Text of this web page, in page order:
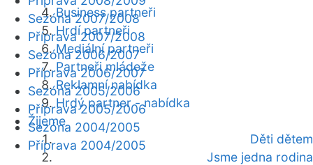
Business partneři
Hrdí partneři
Mediální partneři
Partneři mládeže
Reklamní nabídka
Hrdý partner - nabídka
Žijeme
Děti dětem
Jsme jedna rodina
Sezóna 2007/2008
Příprava 2007/2008
Sezóna 2006/2007
Příprava 2006/2007
Sezóna 2005/2006
Příprava 2005/2006
Sezóna 2004/2005
Příprava 2004/2005